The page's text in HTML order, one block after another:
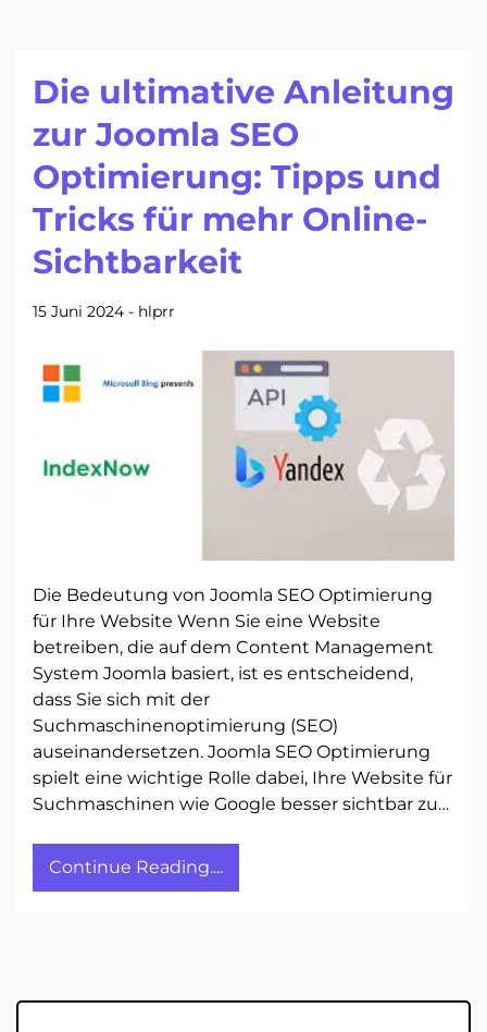
Die ultimative Anleitung
zur Joomla SEO
Optimierung: Tipps und
Tricks für mehr Online-
Sichtbarkeit
15 Juni 2024 - hlprr
Die Bedeutung von Joomla SEO Optimierung
für Ihre Website Wenn Sie eine Website
betreiben, die auf dem Content Management
System Joomla basiert, ist es entscheidend,
dass Sie sich mit der
Suchmaschinenoptimierung (SEO)
auseinandersetzen. Joomla SEO Optimierung
spielt eine wichtige Rolle dabei, Ihre Website für
Suchmaschinen wie Google besser sichtbar zu…
Continue Reading....